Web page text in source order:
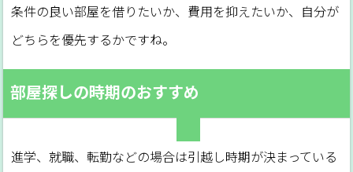
条件の良い部屋を借りたいか、費用を抑えたいか、自分が
どちらを優先するかですね。
部屋探しの時期のおすすめ
進学、就職、転勤などの場合は引越し時期が決まっている